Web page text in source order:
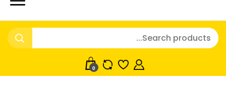
نایکر توی فروش عمده لوازم هالووین
ولن تاین کادویی کریسمس اکسسوری
خرید محصولات خاص فیجت اسباب بازی تراول ماگ نایکر
توی فروش عمده لوازم هالووین ولن تاین کادویی
کریسمس اکسسوری ماسک در واردات مستقیم
0